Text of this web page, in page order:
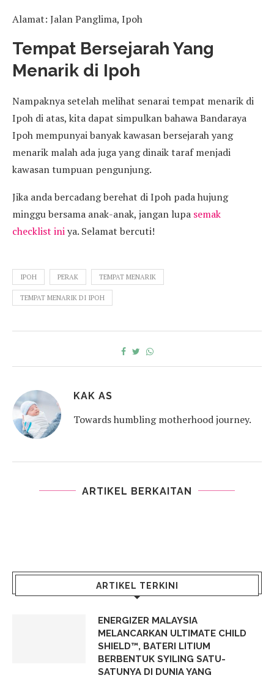
Alamat: Jalan Panglima, Ipoh
Tempat Bersejarah Yang
Menarik di Ipoh
Nampaknya setelah melihat senarai tempat menarik di
Ipoh di atas, kita dapat simpulkan bahawa Bandaraya
Ipoh mempunyai banyak kawasan bersejarah yang
menarik malah ada juga yang dinaik taraf menjadi
kawasan tumpuan pengunjung.
Jika anda bercadang berehat di Ipoh pada hujung
minggu bersama anak-anak, jangan lupa semak
checklist iniya. Selamat bercuti!
IPOH PERAK TEMPAT MENARIK
TEMPAT MENARIK DI IPOH
KAK AS
Towards humbling motherhood journey.
ARTIKEL BERKAITAN
ARTIKEL TERKINI
ENERGIZER MALAYSIA
MELANCARKAN ULTIMATE CHILD
SHIELD™, BATERI LITIUM
BERBENTUK SYILING SATU-
SATUNYA DI DUNIA YANG